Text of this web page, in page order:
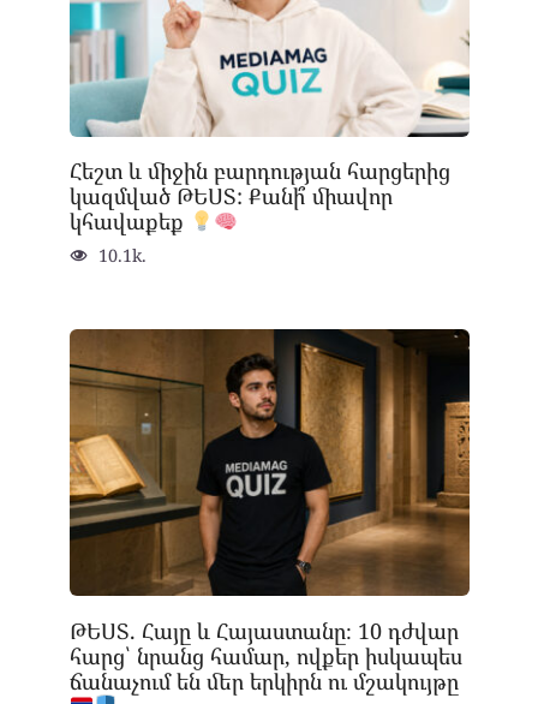
Հեշտ և միջին բարդության հարցերից
կազմված ԹԵՍՏ: Քանի՞ միավոր
կհավաքեք
10.1k.
ԹԵՍՏ. Հայը և Հայաստանը։ 10 դժվար
հարց՝ նրանց համար, ովքեր իսկապես
ճանաչում են մեր երկիրն ու մշակույթը